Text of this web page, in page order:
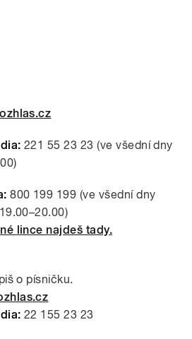
221 55 23 23 (ve všední dny
800 199 199 (ve všední dny
lince najdeš tady.
o písničku.
22 155 23 23